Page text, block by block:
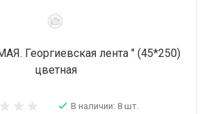
Георгиевская лента " (45*250)
цветная
В наличии: 8 шт.